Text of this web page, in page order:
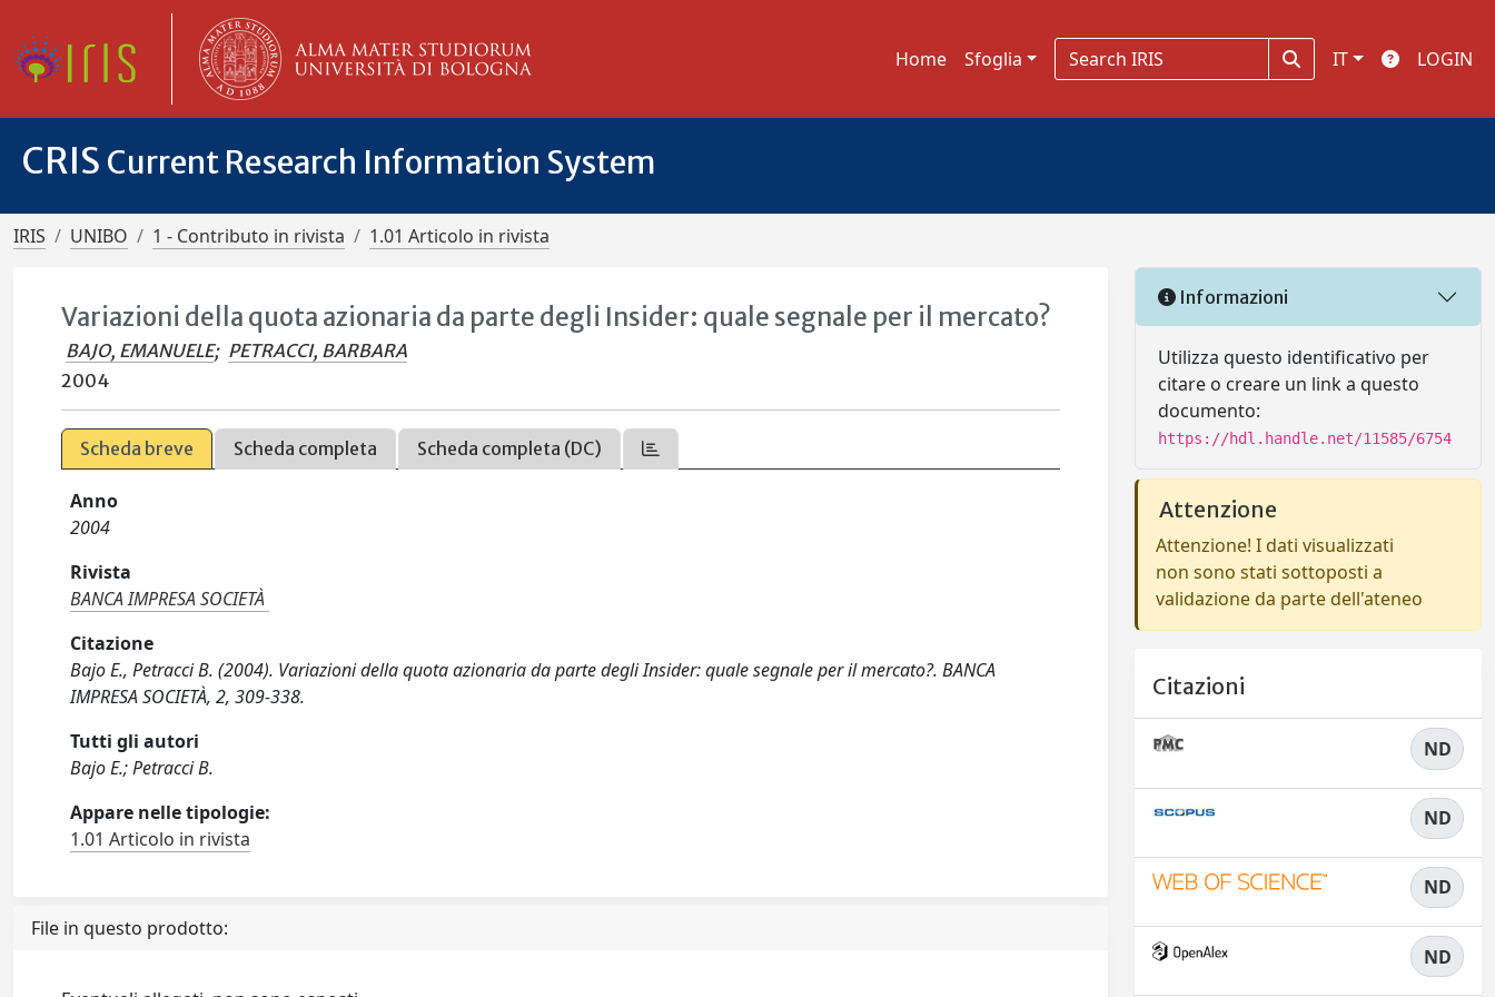
Home Sfoglia IT LOGIN
CRIS Current Research Information System
IRIS UNIBO 1 - Contributo in rivista 1.01 Articolo in rivista
Variazioni della quota azionaria da parte degli Insider: quale segnale per il mercato?
BAJO, EMANUELE; PETRACCI, BARBARA
2004
Scheda breve Scheda completa Scheda completa (DC)
Anno
2004
Rivista
BANCA IMPRESA SOCIETÀ
Citazione
Bajo E., Petracci B. (2004). Variazioni della quota azionaria da parte degli Insider: quale segnale per il mercato?. BANCA
IMPRESA SOCIETÀ, 2, 309-338.
Tutti gli autori
Bajo E.; Petracci B.
Appare nelle tipologie:
1.01 Articolo in rivista
File in questo prodotto:
Informazioni
Utilizza questo identificativo per
citare o creare un link a questo
documento:
https://hdl.handle.net/11585/6754
Attenzione
Attenzione! I dati visualizzati
non sono stati sottoposti a
validazione da parte dell'ateneo
Citazioni
ND
ND
ND
ND